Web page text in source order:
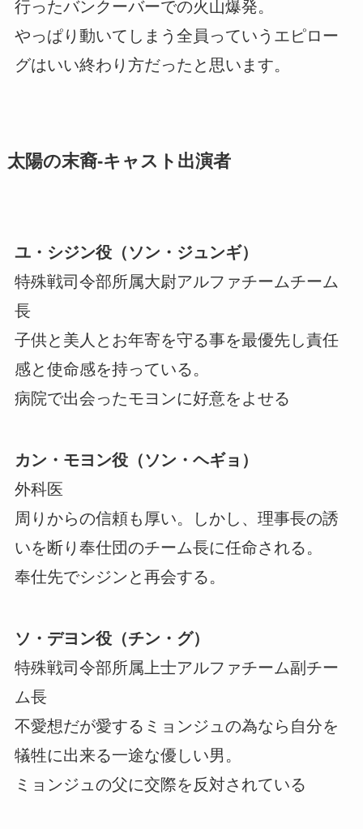
行ったバンクーバーでの火山爆発。
やっぱり動いてしまう全員っていうエピロー
グはいい終わり方だったと思います。
太陽の末裔-キャスト出演者
ユ・シジン役（ソン・ジュンギ）
特殊戦司令部所属大尉アルファチームチーム
長
子供と美人とお年寄を守る事を最優先し責任
感と使命感を持っている。
病院で出会ったモヨンに好意をよせる
カン・モヨン役（ソン・ヘギョ）
外科医
周りからの信頼も厚い。しかし、理事長の誘
いを断り奉仕団のチーム長に任命される。
奉仕先でシジンと再会する。
ソ・デヨン役（チン・グ）
特殊戦司令部所属上士アルファチーム副チー
ム長
不愛想だが愛するミョンジュの為なら自分を
犠牲に出来る一途な優しい男。
ミョンジュの父に交際を反対されている